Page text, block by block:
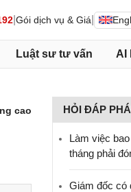
Gói dịch vụ & Giá
Luật sư tư vấn AI
cao HỎI ĐÁP
Làm việc
tháng phải
Giám đốc